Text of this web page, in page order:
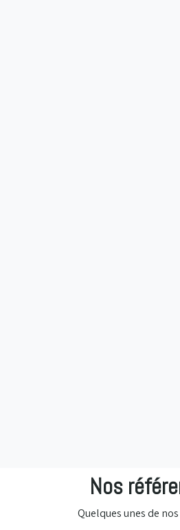
Nos
Quelques unes de